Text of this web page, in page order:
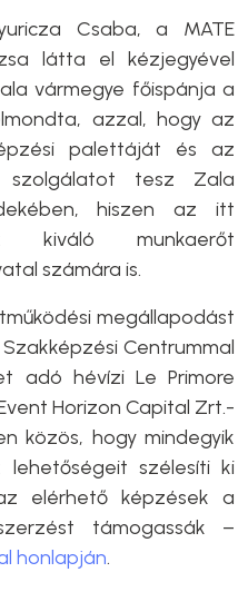
Csaba, a MATE
látta el kézjegyével
vármegye főispánja a
azzal, hogy az
palettáját és az
szolgálatot tesz Zala
hiszen az itt
kiváló munkaerőt
számára is.
megállapodást
Centrummal
adó hévízi Le Primore
Horizon Capital Zrt.-
közös, hogy mindegyik
szélesíti ki
elérhető képzések a
támogassák –
honlapján.